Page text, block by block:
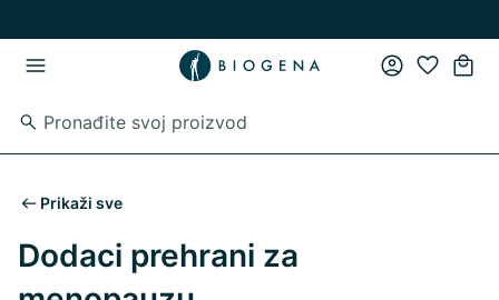
Prikaži sve
Dodaci prehrani za